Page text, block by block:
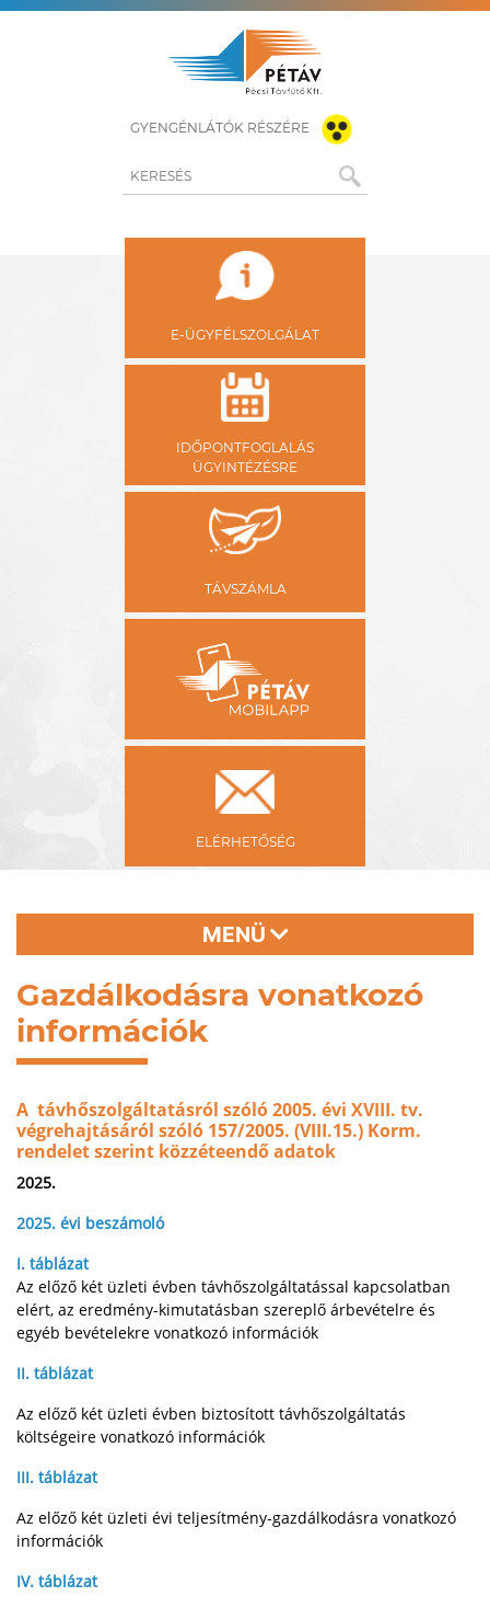
GYENGÉNLÁTÓK RÉSZÉRE
KERESÉS
E-ÜGYFÉLSZOLGÁLAT
IDŐPONTFOGLALÁS
ÜGYINTÉZÉSRE
TÁVSZÁMLA
ELÉRHETŐSÉG
MENÜ
Gazdálkodásra vonatkozó
információk
A távhőszolgáltatásról szóló 2005. évi XVIII. tv.
végrehajtásáról szóló 157/2005. (VIII.15.) Korm.
rendelet szerint közzéteendő adatok
2025.
2025. évi beszámoló
I. táblázat
Az előző két üzleti évben távhőszolgáltatással kapcsolatban
elért, az eredmény-kimutatásban szereplő árbevételre és
egyéb bevételekre vonatkozó információk
II. táblázat
Az előző két üzleti évben biztosított távhőszolgáltatás
költségeire vonatkozó információk
III. táblázat
Az előző két üzleti évi teljesítmény-gazdálkodásra vonatkozó
információk
IV. táblázat